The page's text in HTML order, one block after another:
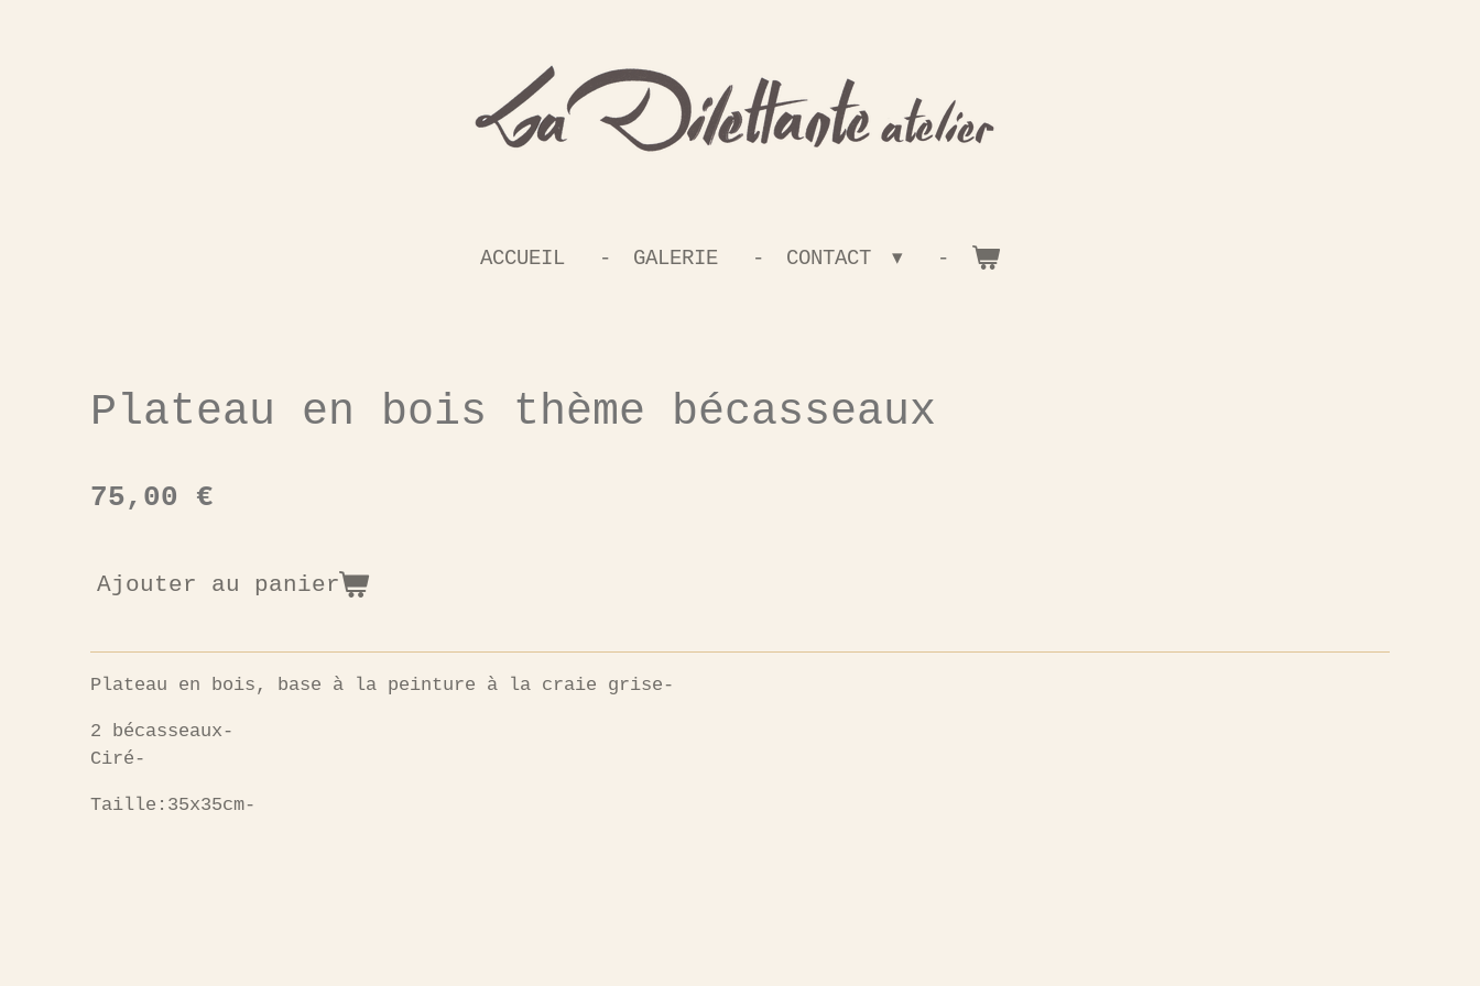
ACCUEIL GALERIE CONTACT
Plateau en bois thème bécasseaux
75,00 €
Ajouter au panier
Plateau en bois, base à la peinture à la craie grise-
2 bécasseaux-
Ciré-
Taille:35x35cm-